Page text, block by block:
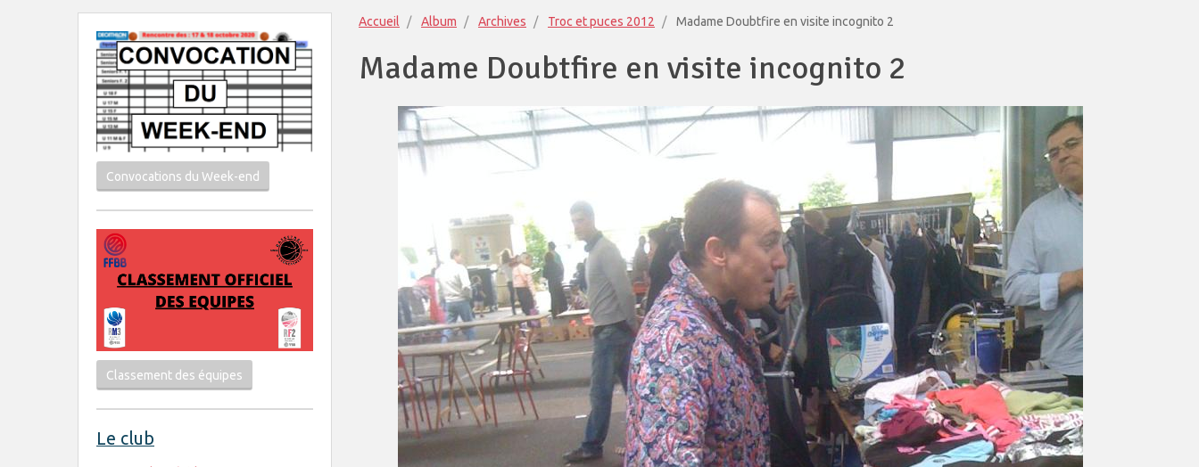
Accueil Album Archives Troc et puces 2012 Madame Doubtfire en visite incognito 2
Madame Doubtfire en visite incognito 2
Convocations du Week-end
Classement des équipes
Le club